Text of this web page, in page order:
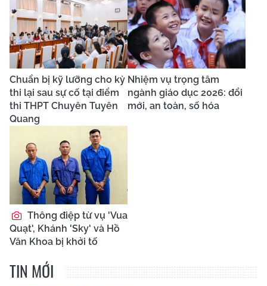
Chuẩn bị kỹ lưỡng cho kỳ
thi lại sau sự cố tại điểm
thi THPT Chuyên Tuyên
Quang
Nhiệm vụ trọng tâm
ngành giáo dục 2026: đổi
mới, an toàn, số hóa
Thông điệp từ vụ 'Vua
Quạt', Khánh 'Sky' và Hồ
Văn Khoa bị khởi tố
TIN MỚI